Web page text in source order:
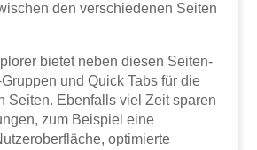
den verschiedenen Seiten
bietet neben diesen Seiten-
und Quick Tabs für die
Seiten. Ebenfalls viel Zeit sparen
zum Beispiel eine
optimierte